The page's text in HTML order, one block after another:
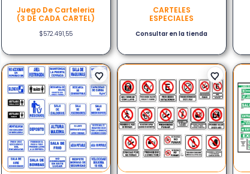
Juego De Carteleria
(3 DE CADA CARTEL)
$572.491,55
CARTELES
ESPECIALES
Consultar en la tienda